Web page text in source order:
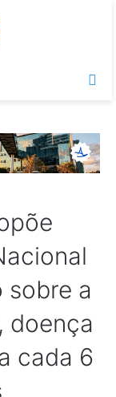
sobre a
doença
cada 6